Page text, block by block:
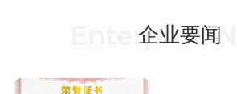
企业要闻
Enterprise